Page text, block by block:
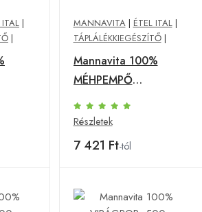
ITAL |
|
MANNAVITA| ÉTEL ITAL|
TÁPLÁLÉKKIEGÉSZÍTŐ|
Mannavita 100%
MÉHPEMPŐ
Hagyományos, 40g
Részletek
7 421 Ft-tól